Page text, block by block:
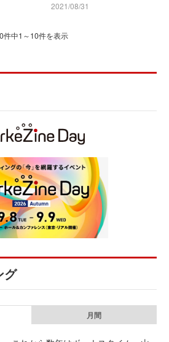
2021/08/31
件中1～10件を表示
グ
月間